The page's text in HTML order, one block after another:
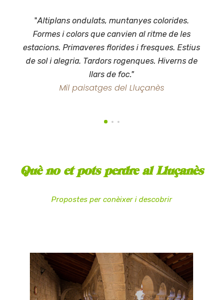
"Altiplans ondulats, muntanyes colorides.
Formes i colors que canvien al ritme de les
estacions. Primaveres florides i fresques. Estius
de sol i alegria. Tardors rogenques. Hiverns de
llars de foc."
Mil paisatges del Lluçanès
Història i vida
Pobles i vida rural
Què no et pots perdre al Lluçanès
Propostes per conèixer i descobrir